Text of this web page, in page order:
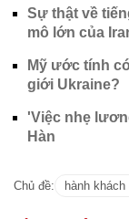
Sự thật về
mô lớn của
Mỹ ước tính
giới Ukraine?
'Việc nhẹ
Hàn
Chủ đề: hành